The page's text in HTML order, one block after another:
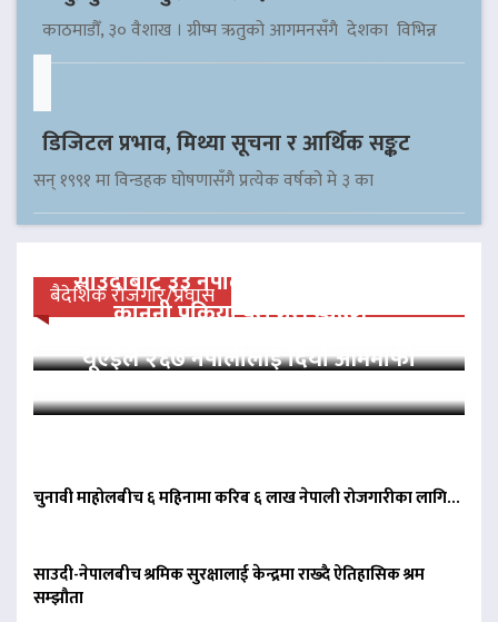
काठमाडौँ, ३० वैशाख । ग्रीष्म ऋतुको आगमनसँगै देशका विभिन्न
डिजिटल प्रभाव, मिथ्या सूचना र आर्थिक सङ्कट
सन् १९९१ मा विन्डहक घोषणासँगै प्रत्येक वर्षको मे ३ का
बैदेशिक रोजगार/प्रवास
साउदीबाट ३३ नेपाली कैदीलाई आममाफी,
कानुनी प्रक्रिया पूरा गरी स्वदेश…
यूएईले २६७ नेपालीलाई दियो आममाफी
चुनावी माहोलबीच ६ महिनामा करिब ६ लाख नेपाली रोजगारीका लागि…
साउदी-नेपालबीच श्रमिक सुरक्षालाई केन्द्रमा राख्दै ऐतिहासिक श्रम
सम्झौता